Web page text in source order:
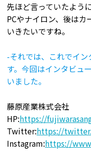
先ほど言っていたよう
PCやナイロン、後は
いきたいですね。
-それでは、これでイ
す。今回はインタビュ
いました。
藤原産業株式会社
HP:https://
Twitter:https://
Instagram:https://